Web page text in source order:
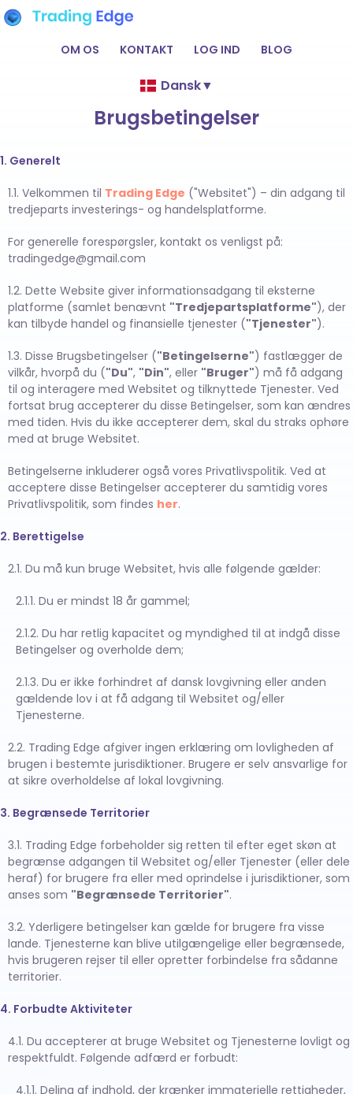
OM OS KONTAKT LOG IND BLOG
Dansk▼
Brugsbetingelser
1. Generelt
1.1. Velkommen til Trading Edge ("Websitet") – din adgang til
tredjeparts investerings- og handelsplatforme.
For generelle forespørgsler, kontakt os venligst på:
tradingedge@gmail.com
1.2. Dette Website giver informationsadgang til eksterne
platforme (samlet benævnt "Tredjepartsplatforme"), der
kan tilbyde handel og finansielle tjenester ("Tjenester").
1.3. Disse Brugsbetingelser ("Betingelserne") fastlægger de
vilkår, hvorpå du ("Du", "Din", eller "Bruger") må få adgang
til og interagere med Websitet og tilknyttede Tjenester. Ved
fortsat brug accepterer du disse Betingelser, som kan ændres
med tiden. Hvis du ikke accepterer dem, skal du straks ophøre
med at bruge Websitet.
Betingelserne inkluderer også vores Privatlivspolitik. Ved at
acceptere disse Betingelser accepterer du samtidig vores
Privatlivspolitik, som findes her.
2. Berettigelse
2.1. Du må kun bruge Websitet, hvis alle følgende gælder:
2.1.1. Du er mindst 18 år gammel;
2.1.2. Du har retlig kapacitet og myndighed til at indgå disse
Betingelser og overholde dem;
2.1.3. Du er ikke forhindret af dansk lovgivning eller anden
gældende lov i at få adgang til Websitet og/eller
Tjenesterne.
2.2. Trading Edge afgiver ingen erklæring om lovligheden af
brugen i bestemte jurisdiktioner. Brugere er selv ansvarlige for
at sikre overholdelse af lokal lovgivning.
3. Begrænsede Territorier
3.1. Trading Edge forbeholder sig retten til efter eget skøn at
begrænse adgangen til Websitet og/eller Tjenester (eller dele
heraf) for brugere fra eller med oprindelse i jurisdiktioner, som
anses som "Begrænsede Territorier".
3.2. Yderligere betingelser kan gælde for brugere fra visse
lande. Tjenesterne kan blive utilgængelige eller begrænsede,
hvis brugeren rejser til eller opretter forbindelse fra sådanne
territorier.
4. Forbudte Aktiviteter
4.1. Du accepterer at bruge Websitet og Tjenesterne lovligt og
respektfuldt. Følgende adfærd er forbudt:
4.1.1. Deling af indhold, der krænker immaterielle rettigheder,